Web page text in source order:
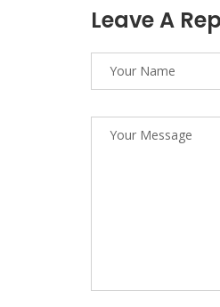
Leave A